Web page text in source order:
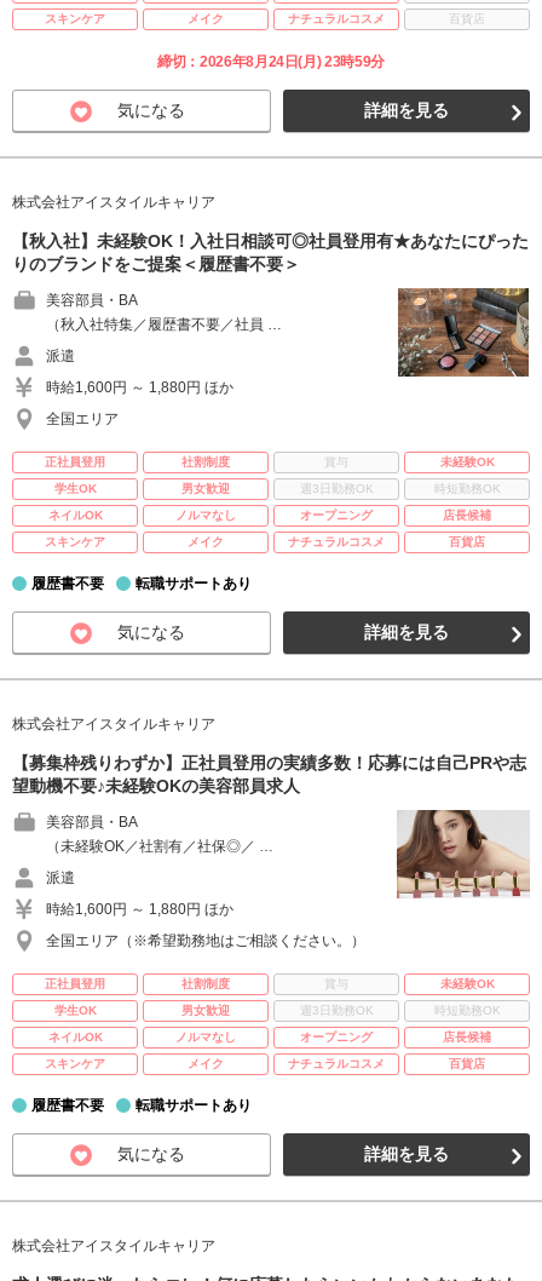
スキンケア
メイク ナチュラルコスメ 百貨店
締切：2026年8月24日(月) 23時59分
気になる 詳細を見る
株式会社アイスタイルキャリア
【秋入社】未経験OK！入社日相談可◎社員登用有★あなたにぴった
りのブランドをご提案＜履歴書不要＞
美容部員・BA
（秋入社特集／履歴書不要／社員 …
派遣
時給1,600円 ～ 1,880円 ほか
全国エリア
正社員登用 社割制度 賞与
未経験OK
学生OK
男女歓迎 週3日勤務OK
時短勤務OK
ネイルOK
ノルマなし オープニング
店長候補
スキンケア
メイク ナチュラルコスメ 百貨店
履歴書不要 転職サポートあり
気になる 詳細を見る
株式会社アイスタイルキャリア
【募集枠残りわずか】正社員登用の実績多数！応募には自己PRや志
望動機不要♪未経験OKの美容部員求人
美容部員・BA
（未経験OK／社割有／社保◎／ …
派遣
時給1,600円 ～ 1,880円 ほか
全国エリア（※希望勤務地はご相談ください。）
正社員登用 社割制度 賞与
未経験OK
学生OK
男女歓迎 週3日勤務OK
時短勤務OK
ネイルOK
ノルマなし オープニング
店長候補
スキンケア
メイク ナチュラルコスメ 百貨店
履歴書不要 転職サポートあり
気になる 詳細を見る
株式会社アイスタイルキャリア